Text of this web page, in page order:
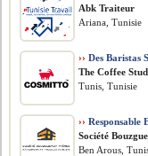
Abk Traiteur
Ariana, Tunisie
›› Des Baristas
The Coffee
Tunis, Tunisie
›› Responsable
Société
Ben Arous,